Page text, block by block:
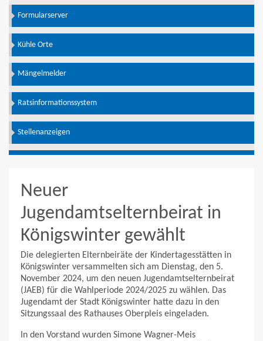
Formularserver
Kühle Orte
Mängelmelder
Ratsinformationssystem
Stellenanzeigen
Neuer
Jugendamtselternbeirat in
Königswinter gewählt
Die delegierten Elternbeiräte der Kindertagesstätten in
Königswinter versammelten sich am Dienstag, den 5.
November 2024, um den neuen Jugendamtselternbeirat
(JAEB) für die Wahlperiode 2024/2025 zu wählen. Das
Jugendamt der Stadt Königswinter hatte dazu in den
Sitzungssaal des Rathauses Oberpleis eingeladen.
In den Vorstand wurden Simone Wagner-Meis